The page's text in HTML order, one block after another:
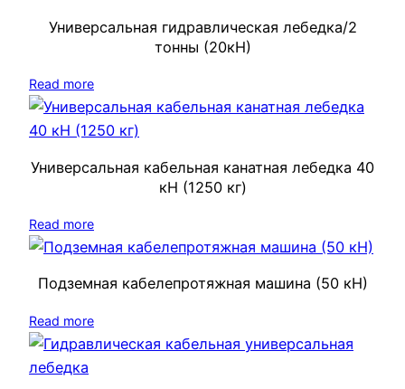
Универсальная гидравлическая лебедка/2
тонны (20кН)
Read more
Универсальная кабельная канатная лебедка 40
кН (1250 кг)
Read more
Подземная кабелепротяжная машина (50 кН)
Read more